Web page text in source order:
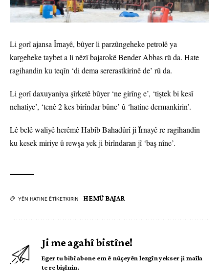
Li gorî ajansa Îrnayê, bûyer li parzûngeheke petrolê ya
kargeheke taybet a li nêzî bajarokê Bender Abbas rû da. Hate
ragihandin ku teqîn ‘di dema sererastkirinê de’ rû da.
Li gorî daxuyaniya şîrketê bûyer ‘ne girîng e’, ‘tiştek bi kesî
nehatiye’, ‘tenê 2 kes birîndar bûne’ û ‘hatine dermankirin’.
Lê belê waliyê herêmê Habîb Bahadûrî ji Îrnayê re ragihandin
ku kesek miriye û rewşa yek ji birîndaran jî ‘baş nîne’.
YÊN HATINE ÊTÎKETKIRIN HEMÛ BAJAR
Ji me agahî bistîne!
Eger tu bibî abone em ê nûçeyên lezgîn yekser ji maîla
te re bişînin.